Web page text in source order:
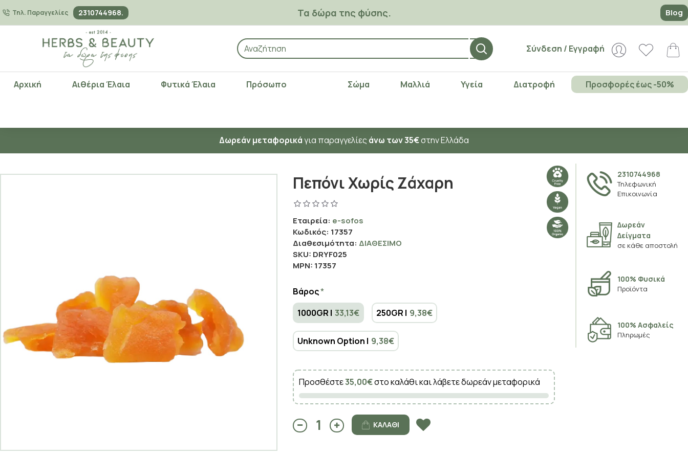
Τηλ. Παραγγελίες 2310744968. Τα δώρα της φύσης. Blog
Σύνδεση / Εγγραφή
Αρχική Αιθέρια Έλαια Φυτικά Έλαια Πρόσωπο Σώμα Μαλλιά Υγεία Διατροφή Προσφορές έως -50%
Δωρεάν μεταφορικάγια παραγγελίες άνω των 35€στην Ελλάδα
Πεπόνι Χωρίς Ζάχαρη
Εταιρεία: e-sofos
Κωδικός: 17357
Διαθεσιμότητα: ΔΙΑΘΈΣΙΜΟ
SKU: DRYF025
MPN: 17357
Βάρος
1000GR | 33,13€ 250GR | 9,38€
Unknown Option | 9,38€
Προσθέστε35,00€στο καλάθι και λάβετε δωρεάν μεταφορικά
ΚΑΛΆΘΙ
2310744968
Τηλεφωνική
Επικοινωνία
Δωρεάν
Δείγματα
σε κάθε αποστολή
100% Φυσικά
Προϊόντα
100% Ασφαλείς
Πληρωμές